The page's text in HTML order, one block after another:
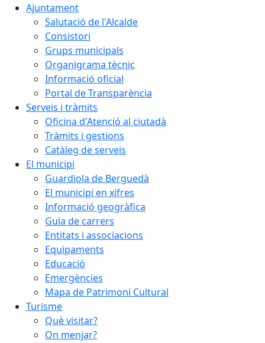
Ajuntament
Salutació de l'Alcalde
Consistori
Grups municipals
Organigrama tècnic
Informació oficial
Portal de Transparència
Serveis i tràmits
Oficina d'Atenció al ciutadà
Tràmits i gestions
Catàleg de serveis
El municipi
Guardiola de Berguedà
El municipi en xifres
Informació geogràfica
Guia de carrers
Entitats i associacions
Equipaments
Educació
Emergències
Mapa de Patrimoni Cultural
Turisme
Què visitar?
On menjar?